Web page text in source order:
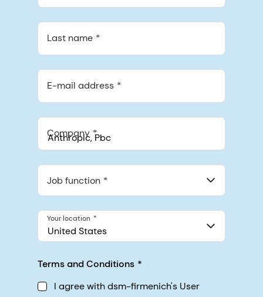
Last name
E-mail address
Company
548 Market St Pmb 90375, San Francisco, California, US
Job function
United States
Your location
Terms and Conditions
I agree with dsm-firmenich's User